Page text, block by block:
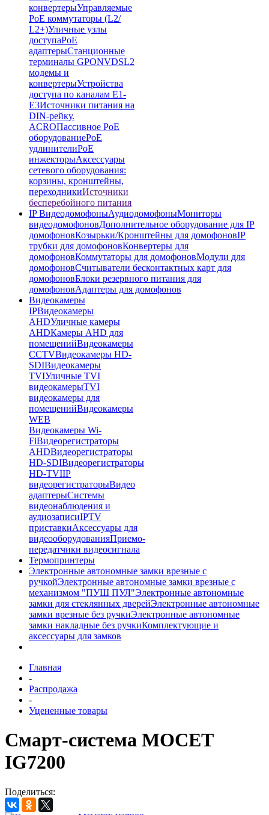
конвертерыУправляемые
PoE коммутаторы (L2/
L2+)Уличные узлы
доступаPoE
адаптерыСтанционные
терминалы GPONVDSL2
модемы и
конвертерыУстройства
доступа по каналам E1-
E3Источники питания на
DIN-рейку.
ACROПассивное PoE
оборудованиеPoE
удлинителиPoE
инжекторыАксессуары
сетевого оборудования:
корзины, кронштейны,
переходникиИсточники
бесперебойного питания
IP ВидеодомофоныАудиодомофоныМониторы
видеодомофоновДополнительное оборудование для IP
домофоновКозырьки/Кронштейны для домофоновIP
трубки для домофоновКонвертеры для
домофоновКоммутаторы для домофоновМодули для
домофоновСчитыватели бесконтактных карт для
домофоновБлоки резервного питания для
домофоновАдаптеры для домофонов
Видеокамеры
IPВидеокамеры
AHDУличные камеры
AHDКамеры AHD для
помещенийВидеокамеры
CCTVВидеокамеры HD-
SDIВидеокамеры
TVIУличные TVI
видеокамерыTVI
видеокамеры для
помещенийВидеокамеры
WEB
Видеокамеры Wi-
FiВидеорегистраторы
AHDВидеорегистраторы
HD-SDIВидеорегистраторы
HD-TVIIP
видеорегистраторыВидео
адаптерыСистемы
видеонаблюдения и
аудиозаписиIPTV
приставкиАксессуары для
видеооборудованияПриемо-
передатчики видеосигнала
Термопринтеры
Электронные автономные замки врезные с
ручкойЭлектронные автономные замки врезные с
механизмом "ПУШ ПУЛ"Электронные автономные
замки для стеклянных дверейЭлектронные автономные
замки врезные без ручкиЭлектронные автономные
замки накладные без ручкиКомплектующие и
аксессуары для замков
Главная
-
Распродажа
-
Уцененные товары
Смарт-система МОСЕТ
IG7200
Поделиться: